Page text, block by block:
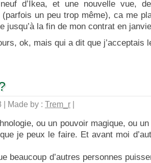
d’Ikea, et une nouvelle vue,
(parfois un peu trop même), ca me
jusqu’à la fin de mon contrat en
ok, mais qui a dit que j’acceptais
| Made by : Trem_r
ou un pouvoir magique, ou
je peux le faire. Et avant moi
beaucoup d’autres personnes